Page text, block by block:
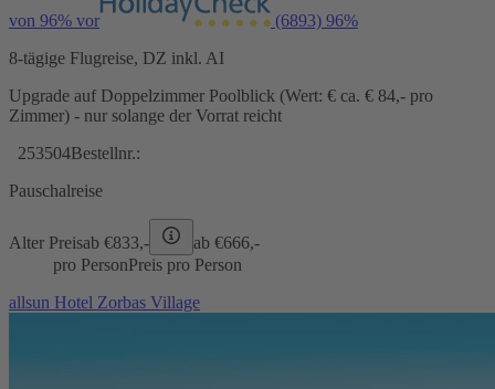
von 96% vor (6893) 96%
8-tägige Flugreise, DZ inkl. AI
Upgrade auf Doppelzimmer Poolblick (Wert: € ca. € 84,- pro
Zimmer) - nur solange der Vorrat reicht
253504Bestellnr.:
Pauschalreise
Alter Preisab €833,- ab €666,-
pro PersonPreis pro Person
allsun Hotel Zorbas Village